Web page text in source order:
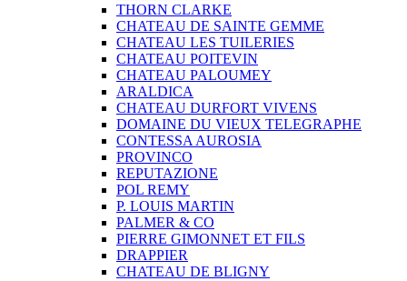
THORN CLARKE
CHATEAU DE SAINTE GEMME
CHATEAU LES TUILERIES
CHATEAU POITEVIN
CHATEAU PALOUMEY
ARALDICA
CHATEAU DURFORT VIVENS
DOMAINE DU VIEUX TELEGRAPHE
CONTESSA AUROSIA
PROVINCO
REPUTAZIONE
POL REMY
P. LOUIS MARTIN
PALMER & CO
PIERRE GIMONNET ET FILS
DRAPPIER
CHATEAU DE BLIGNY